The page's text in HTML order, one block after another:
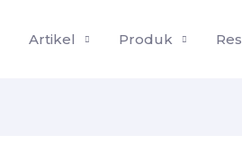
Artikel Produk